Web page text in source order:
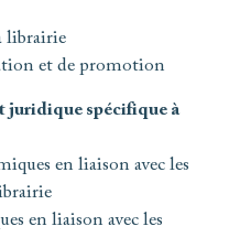
librairie
et de promotion
juridique spécifique à
en liaison avec les
en liaison avec les